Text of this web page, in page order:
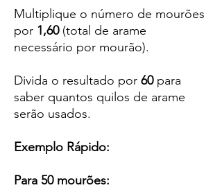
Multiplique o número de mourões
por 1,60(total de arame
necessário por mourão).
Divida o resultado por 60para
saber quantos quilos de arame
serão usados.
Exemplo Rápido:
Para 50 mourões: